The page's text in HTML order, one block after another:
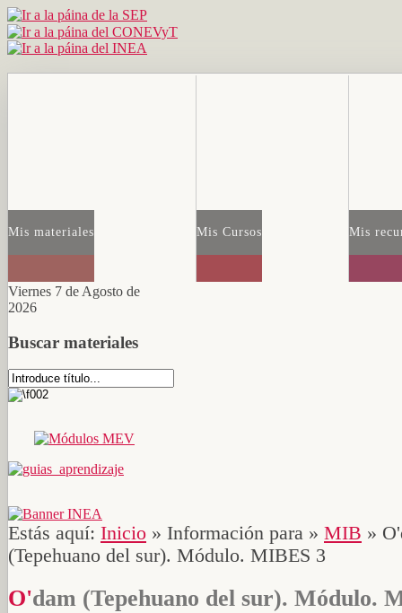
Mis materiales Mis Cursos Mis
Viernes 7 de Agosto de
2026
Buscar materiales
Estás aquí: Inicio » Información para » MIB »
(Tepehuano del sur). Módulo. MIBES 3
O'dam (Tepehuano del sur). Módulo.